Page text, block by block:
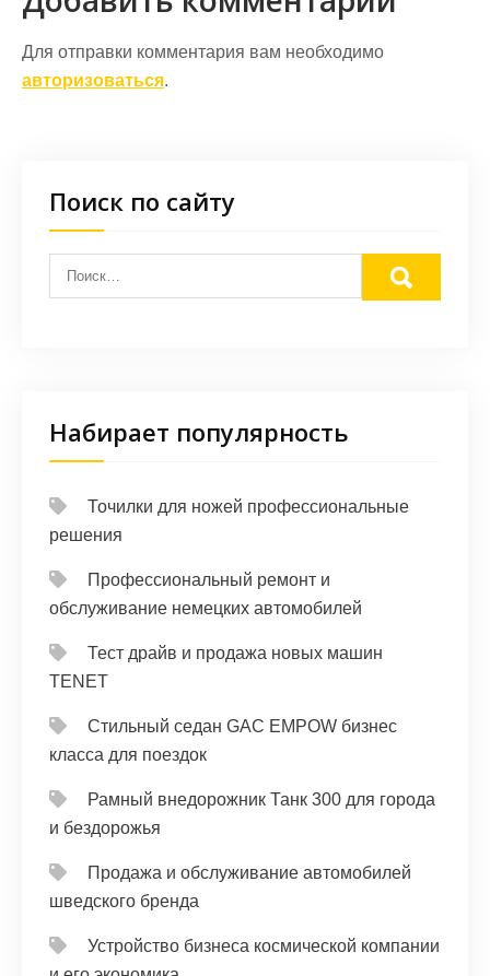
Для отправки комментария вам необходимо
авторизоваться.
Поиск по сайту
Набирает популярность
Точилки для ножей профессиональные
решения
Профессиональный ремонт и
обслуживание немецких автомобилей
Тест драйв и продажа новых машин
TENET
Стильный седан GAC EMPOW бизнес
класса для поездок
Рамный внедорожник Танк 300 для города
и бездорожья
Продажа и обслуживание автомобилей
шведского бренда
Устройство бизнеса космической компании